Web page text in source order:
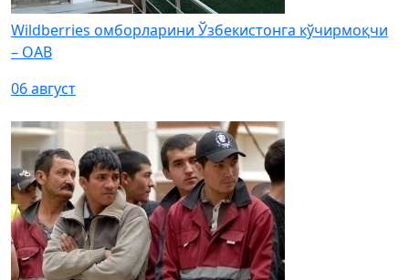
Wildberries омборларини Ўзбекистонга кўчирмоқчи
– ОАВ
06 август